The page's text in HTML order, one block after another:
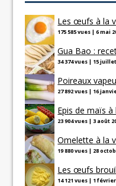
Les œufs à la
175 585 vues |6 mai
Gua Bao :
34 374 vues | 15
Poireaux
27 892 vues | 16
Epis de maïs à
23 904 vues |3 août
Omelette à la
19 880 vues | 28
Les œufs
14 121 vues | 1 février